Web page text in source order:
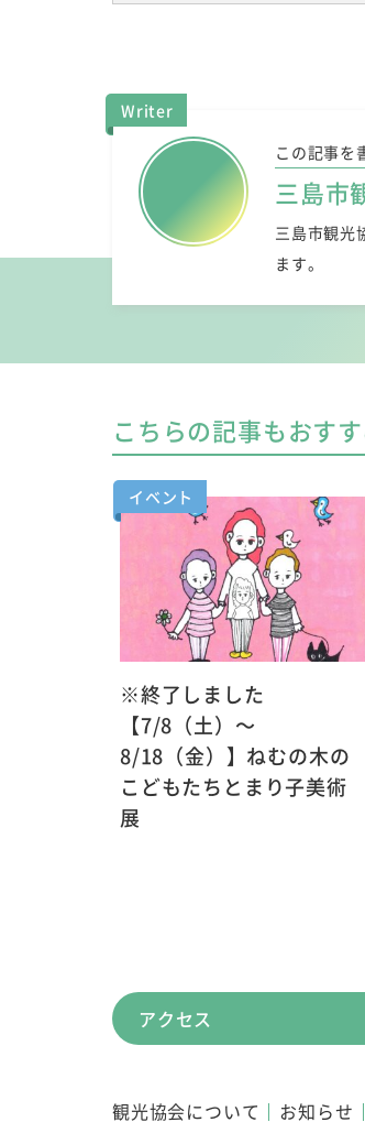
Writer
この記事を
三島市
三島市観光
ます。
こちらの記事もおす
イベント
※終了しました
【7/8（土）～
8/18（金）】ねむの木の
こどもたちとまり子美術
展
アクセス
観光協会について お知らせ